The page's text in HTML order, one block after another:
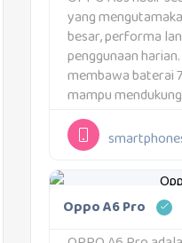
yang
besar, performa
penggunaan
membawa baterai
mampu
hari tanpa sering
Pengisian daya
proses isi ulang
Kombinasi
Oppo A6 Pro